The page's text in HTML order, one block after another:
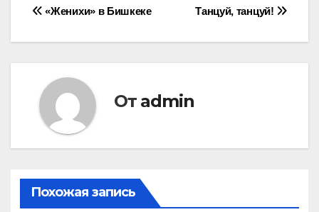
Навигация
по
записям
Танцуй, танцуй!
«Женихи» в Бишкеке
От admin
Похожая запись